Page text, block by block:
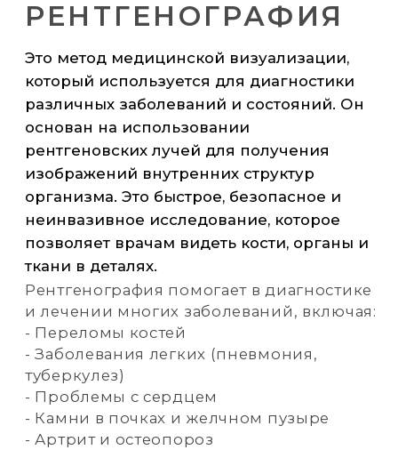
- Переломы костей
- Заболевания легких (пневмония,
туберкулез)
- Проблемы с сердцем
- Камни в почках и желчном пузыре
Как проходит процедура.
Пациенту необходимо снять некоторые
виды одежды или аксессуары, чтобы
обеспечить чистоту изображения. В
зависимости от цели исследования, он
может стоять, сидеть или лежать.
Радиолог или техник попросит принять
определенную позу для получения
оптимального изображения.
являются формой ионизирующего
излучения, дозы, используемые в
медицинской практике, минимальны и
страхуются специальными мерами
безопасности. Современное
оборудование предназначено для
что делает рентгенографию безопасной
ткани в деталях.